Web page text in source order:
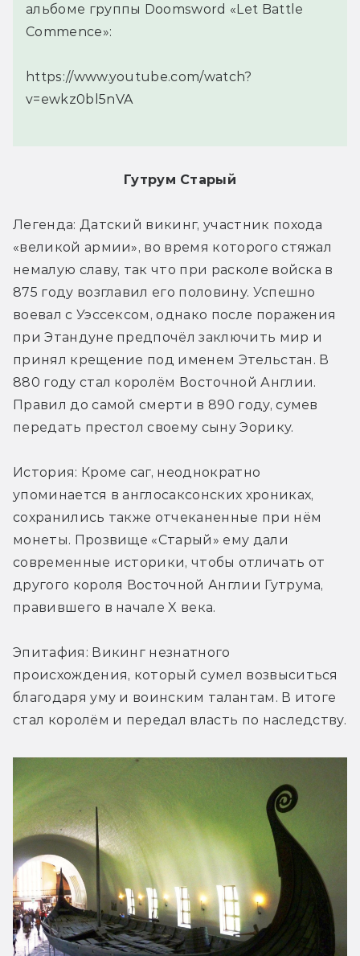
альбоме группы Doomsword «Let Battle
Commence»:
https://www.youtube.com/watch?
v=ewkz0bl5nVA
Гутрум Старый
Легенда: Датский викинг, участник похода
«великой армии», во время которого стяжал
немалую славу, так что при расколе войска в
875 году возглавил его половину. Успешно
воевал с Уэссексом, однако после поражения
при Этандуне предпочёл заключить мир и
принял крещение под именем Этельстан. В
880 году стал королём Восточной Англии.
Правил до самой смерти в 890 году, сумев
передать престол своему сыну Эорику.
История: Кроме саг, неоднократно
упоминается в англосаксонских хрониках,
сохранились также отчеканенные при нём
монеты. Прозвище «Старый» ему дали
современные историки, чтобы отличать от
другого короля Восточной Англии Гутрума,
правившего в начале X века.
Эпитафия: Викинг незнатного
происхождения, который сумел возвыситься
благодаря уму и воинским талантам. В итоге
стал королём и передал власть по наследству.